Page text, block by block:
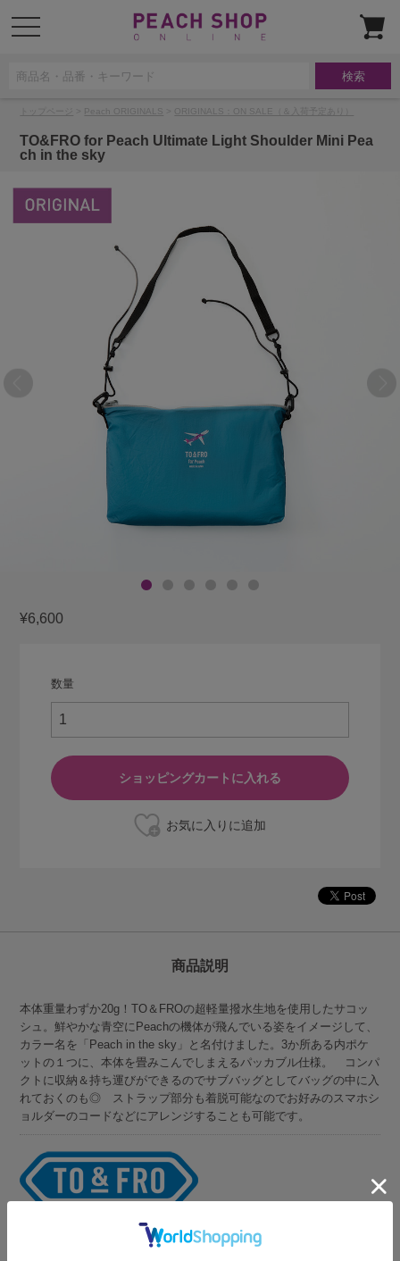
t
o
o
Peach ORIGINALS ORIGINALS：ON SALE（＆入荷予定あり）
TO&FRO for Peach Ultimate Light Shoulder Mini Pea
ch in the sky
¥6,600
数量
商品説明
本体重量わずか20g！TO＆FROの超軽量撥水生地を使用したサコッ
シュ。鮮やかな青空にPeachの機体が飛んでいる姿をイメージして、
カラー名を「Peach in the sky」と名付けました。3か所ある内ポケ
ットの１つに、本体を畳みこんでしまえるパッカブル仕様。 コンパ
クトに収納＆持ち運びができるのでサブバッグとしてバッグの中に入
れておくのも◎ ストラップ部分も着脱可能なのでお好みのスマホシ
ョルダーのコードなどにアレンジすることも可能です。
「軽量・コンパクト」という機能性の高さをコンセプトに掲げたトラ